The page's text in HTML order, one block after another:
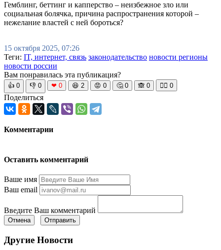
Гемблинг, беттинг и капперство – неизбежное зло или
социальная болячка, причина распространения которой –
нежелание властей с ней бороться?
15 октября 2025, 07:26
Теги: IT, интернет, связь законодательство новости регионы
новости россии
Вам понравилась эта публикация?
👍 0 👎 0 ❤ 0 😆 2 😡 0 🤔 0 🙈 0 🧘‍♀️ 0
Поделиться
Комментарии
Оставить комментарий
Ваше имя
Ваш email
Введите Ваш комментарий
Отмена Отправить
Другие Новости